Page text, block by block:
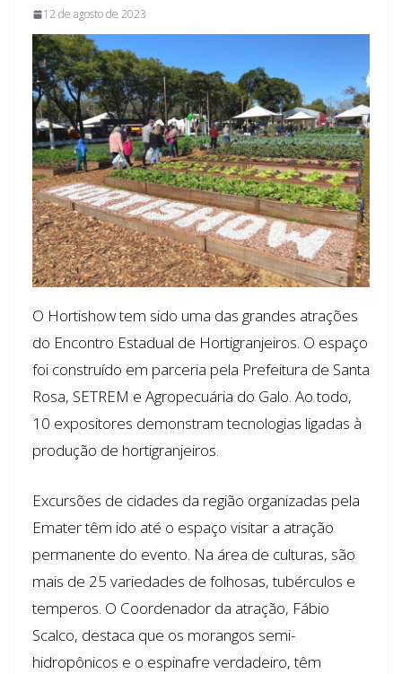
12 de agosto de 2023
O Hortishow tem sido uma das grandes atrações
do Encontro Estadual de Hortigranjeiros. O espaço
foi construído em parceria pela Prefeitura de Santa
Rosa, SETREM e Agropecuária do Galo. Ao todo,
10 expositores demonstram tecnologias ligadas à
produção de hortigranjeiros.
Excursões de cidades da região organizadas pela
Emater têm ido até o espaço visitar a atração
permanente do evento. Na área de culturas, são
mais de 25 variedades de folhosas, tubérculos e
temperos. O Coordenador da atração, Fábio
Scalco, destaca que os morangos semi-
hidropônicos e o espinafre verdadeiro, têm